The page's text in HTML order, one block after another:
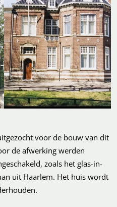
voor de bouw van dit
de afwerking werden
zoals het glas-in-
uit Haarlem. Het huis wordt